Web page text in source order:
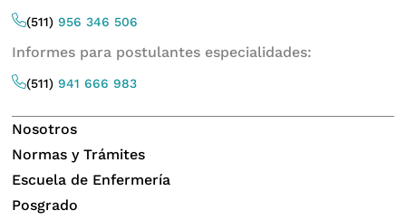
(511)956 346 506
Informes para postulantes especialidades:
(511)941 666 983
Nosotros
Normas y Trámites
Escuela de Enfermería
Posgrado